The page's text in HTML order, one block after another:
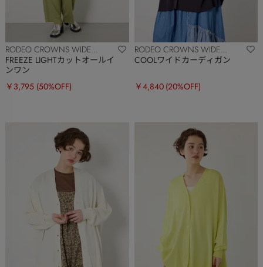
RODEO CROWNS WIDE
BOWL
FREEZE LIGHTカットオールイ
ンワン
￥3,795 (50%OFF)
RODEO CROWNS WIDE
BOWL
COOLワイドカーディガン
￥4,840 (20%OFF)